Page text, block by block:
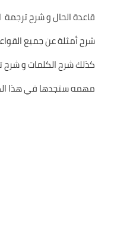
قاعدة الحال و شرح ترجمة
شرح أمثلة عن جميع
كذلك شرح الكلمات و شرح
مهمه ستجدها في هذا